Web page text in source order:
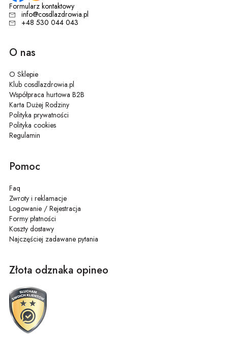
Formularz kontaktowy
info@cosdlazdrowia.pl
+48 530 044 043
O nas
O Sklepie
Klub cosdlazdrowia.pl
Współpraca hurtowa B2B
Karta Dużej Rodziny
Polityka prywatności
Polityka cookies
Regulamin
Pomoc
Faq
Zwroty i reklamacje
Logowanie / Rejestracja
Formy płatności
Koszty dostawy
Najczęściej zadawane pytania
Złota odznaka opineo